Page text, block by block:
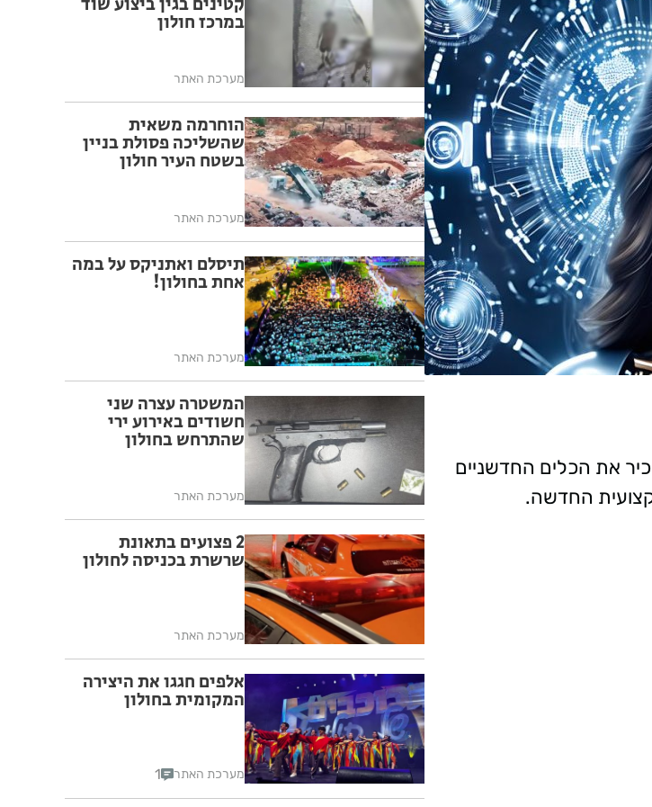
את הכלים החדשניים
החדשה.
במרכז חולון
מערכת האתר
הוחרמה משאית
שהשליכה פסולת בניין
בשטח העיר חולון
מערכת האתר
תיסלם ואתניקס על במה
אחת בחולון!
מערכת האתר
המשטרה עצרה שני
חשודים באירוע ירי
שהתרחש בחולון
מערכת האתר
2 פצועים בתאונת
שרשרת בכניסה לחולון
מערכת האתר
אלפים חגגו את היצירה
המקומית בחולון
מערכת האתר 1